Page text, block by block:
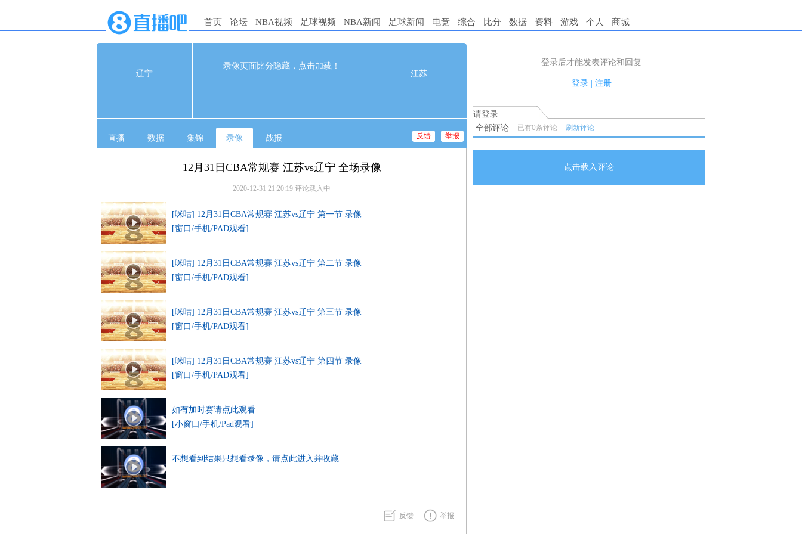
首页 论坛 NBA视频 足球视频 NBA新闻 足球新闻 电竞 综合 比分 数据 资料 游戏 个人 商城
辽宁
录像页面比分隐藏，点击加载！
112 完赛 119
江苏
直播 数据 集锦 录像 战报 举报
反馈
12月31日CBA常规赛 江苏vs辽宁 全场录像
2020-12-31 21:20:19 评论载入中
[咪咕] 12月31日CBA常规赛 江苏vs辽宁 第一节 录像
[窗口/手机/PAD观看]
[咪咕] 12月31日CBA常规赛 江苏vs辽宁 第二节 录像
[窗口/手机/PAD观看]
[咪咕] 12月31日CBA常规赛 江苏vs辽宁 第三节 录像
[窗口/手机/PAD观看]
[咪咕] 12月31日CBA常规赛 江苏vs辽宁 第四节 录像
[窗口/手机/PAD观看]
如有加时赛请点此观看
[小窗口/手机/Pad观看]
不想看到结果只想看录像，请点此进入并收藏
反馈 举报
登录后才能发表评论和回复
登录| 注册
1.电脑端新用户可以发表评论了！
2.发言请遵守国家法律法规.
请登录
全部评论 已有0条评论 刷新评论
点击载入评论